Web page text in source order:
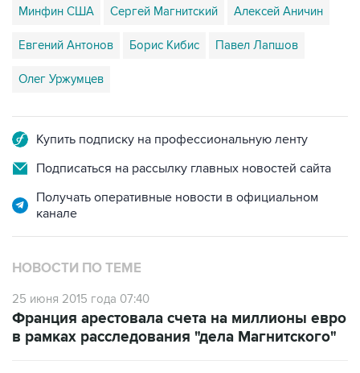
Минфин США Сергей Магнитский Алексей Аничин
Евгений Антонов Борис Кибис Павел Лапшов
Олег Уржумцев
Купить подписку на профессиональную ленту
Подписаться на рассылку главных новостей сайта
Получать оперативные новости в официальном
канале
НОВОСТИ ПО ТЕМЕ
25 июня 2015 года 07:40
Франция арестовала счета на миллионы евро
в рамках расследования "дела Магнитского"